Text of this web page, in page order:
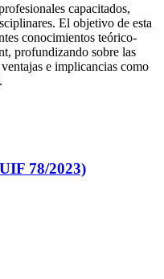
capacitados,
El objetivo de esta
conocimientos teórico-
profundizando sobre las
e implicancias como
78/2023)